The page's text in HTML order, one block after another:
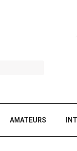
AMATEURS